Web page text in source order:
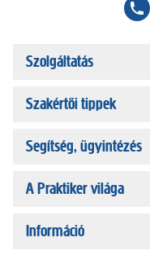
Szolgáltatás
Szakértői tippek
Segítség, ügyintézés
A Praktiker világa
Információ